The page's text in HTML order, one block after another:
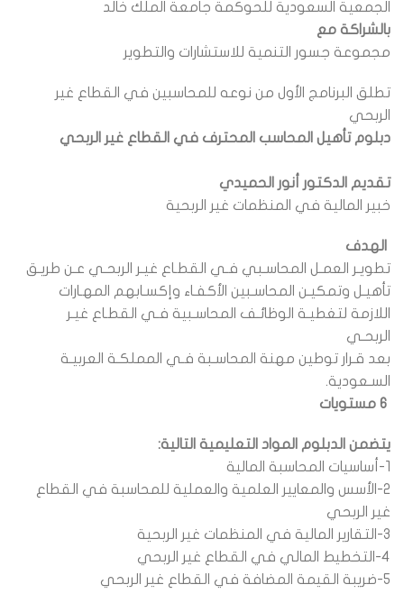
الجمعية السعودية للحوكمة جامعة الملك خالد
بالشراكة مع
مجموعة جسور التنمية للاستشارات والتطوير
تطلق البرنامج الأول من نوعه للمحاسبين في القطاع غير
الربحي
دبلوم تأهيل المحاسب المحترف في القطاع غير الربحي
تقديم الدكتور أنور الحميدي
خبير المالية في المنظمات غير الربحية
الهدف
تطويـر العمـل المحاسـبي فـي القطـاع غيـر الربحـي عـن طريـق
تأهيـل وتمكيـن المحاسـبين الأكفـاء وإكسـابهم المهـارات
اللازمة لتغطيـة الوظائـف المحاسـبية فـي القطـاع غيـر
الربحـي
بعد قـرار توطين مهنة المحاسـبة فـي المملكـة العربيـة
السـعودية.
يتضمن الدبلوم المواد التعليمية التالية:
1-أساسيات المحاسبة المالية
2-الأسس والمعايير العلمية والعملية للمحاسبة في القطاع
غير الربحي
3-التقارير المالية في المنظمات غير الربحية
4-التخطيط المالي في القطاع غير الربحي
5-ضريبة القيمة المضافة في القطاع غير الربحي